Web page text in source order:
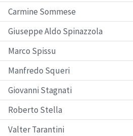
Carmine Sommese
Giuseppe Aldo Spinazzola
Marco Spissu
Manfredo Squeri
Giovanni Stagnati
Roberto Stella
Valter Tarantini